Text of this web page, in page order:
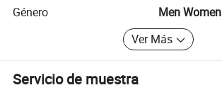
Género
Men Women
Ver Más
Servicio de muestra